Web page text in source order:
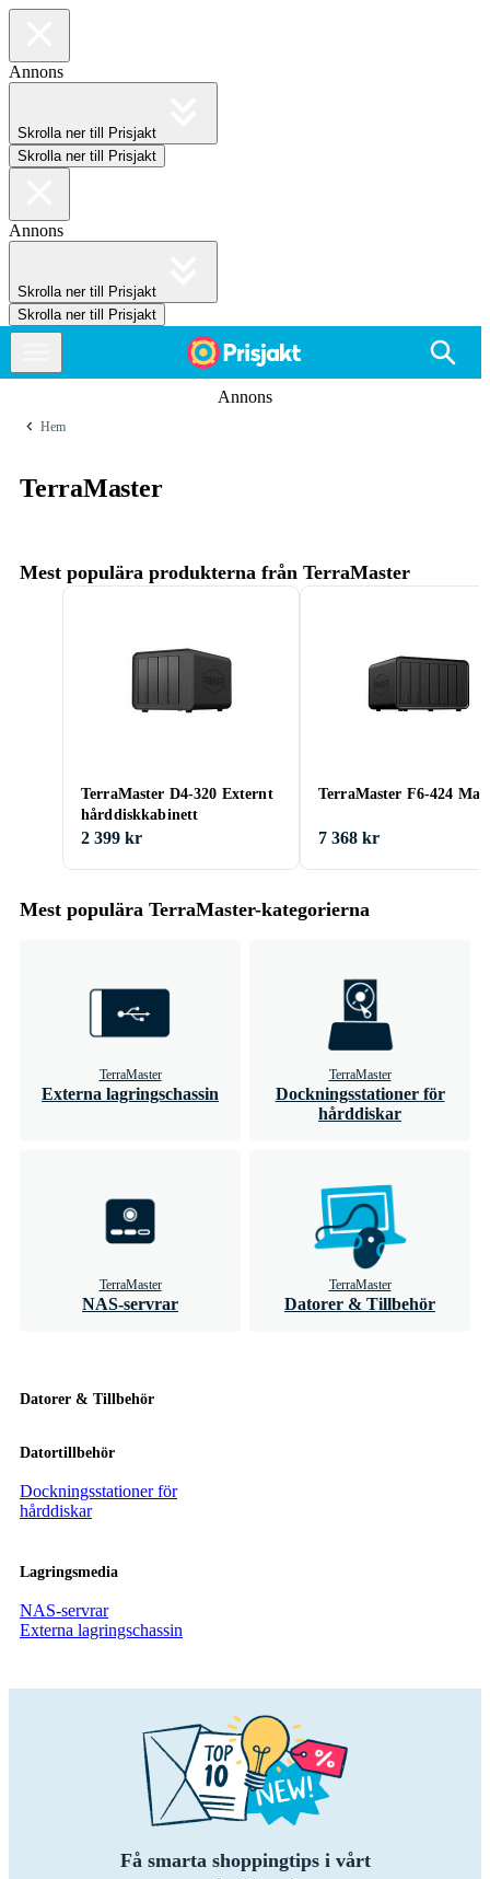
Annons
Skrolla ner till Prisjakt
Skrolla ner till Prisjakt
Annons
Skrolla ner till Prisjakt
Skrolla ner till Prisjakt
Annons
Hem
TerraMaster
Mest populära produkterna från TerraMaster
TerraMaster D4-320 Externt
hårddiskkabinett
2 399 kr
TerraMaster F6-424 Max
7 368 kr
Mest populära TerraMaster-kategorierna
TerraMaster
Externa lagringschassin
TerraMaster
Dockningsstationer för
hårddiskar
TerraMaster
NAS-servrar
TerraMaster
Datorer & Tillbehör
Datorer & Tillbehör
Datortillbehör
Dockningsstationer för
hårddiskar
Lagringsmedia
NAS-servrar
Externa lagringschassin
Få smarta shoppingtips i vårt